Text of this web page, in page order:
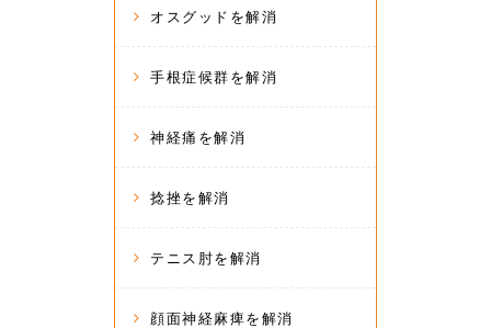
オスグッドを解消
手根症候群を解消
神経痛を解消
捻挫を解消
テニス肘を解消
顔面神経麻痺を解消